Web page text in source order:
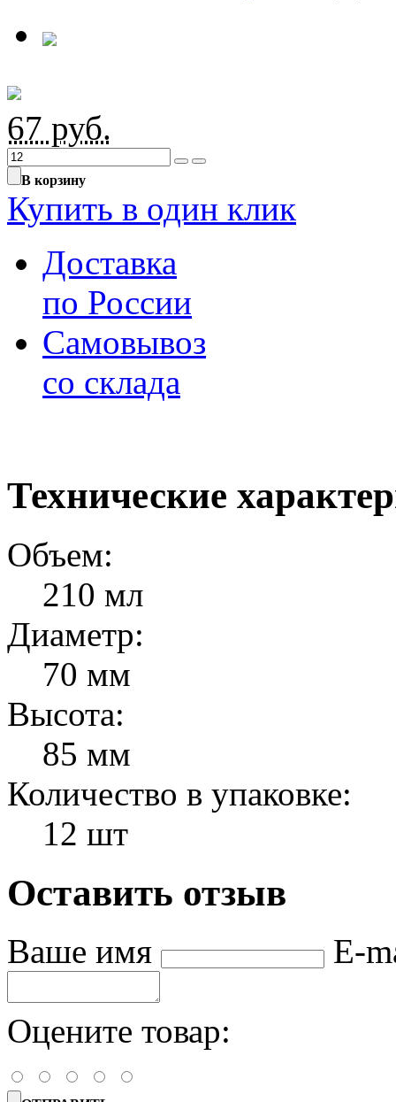
67 руб.
В корзину
Купить в один клик
Доставка
по России
Самовывоз
со склада
Технические
Объем:
210 мл
Диаметр:
70 мм
Высота:
85 мм
Количество в упаковке:
12 шт
Оставить отзыв
Ваше имя E-
Оцените товар: